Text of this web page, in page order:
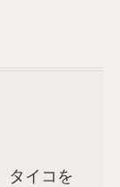
タイコを